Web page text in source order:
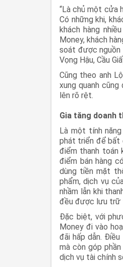
“Là chủ một cửa
Có những khi,
khách hàng
Money, khách
soát được nguồn
Vọng Hậu, Cầu
Cũng theo anh
xung quanh
lên rõ rệt.
Gia tăng doanh
Là một tính
phát triển để bất
điểm thanh toán
điểm bán hàng
dùng tiền mặt
phẩm, dịch vụ
nhầm lẫn khi
đều được lưu trữ
Đặc biệt, với
Money đi vào
đãi hấp dẫn.
mà còn góp
dịch vụ tài chính